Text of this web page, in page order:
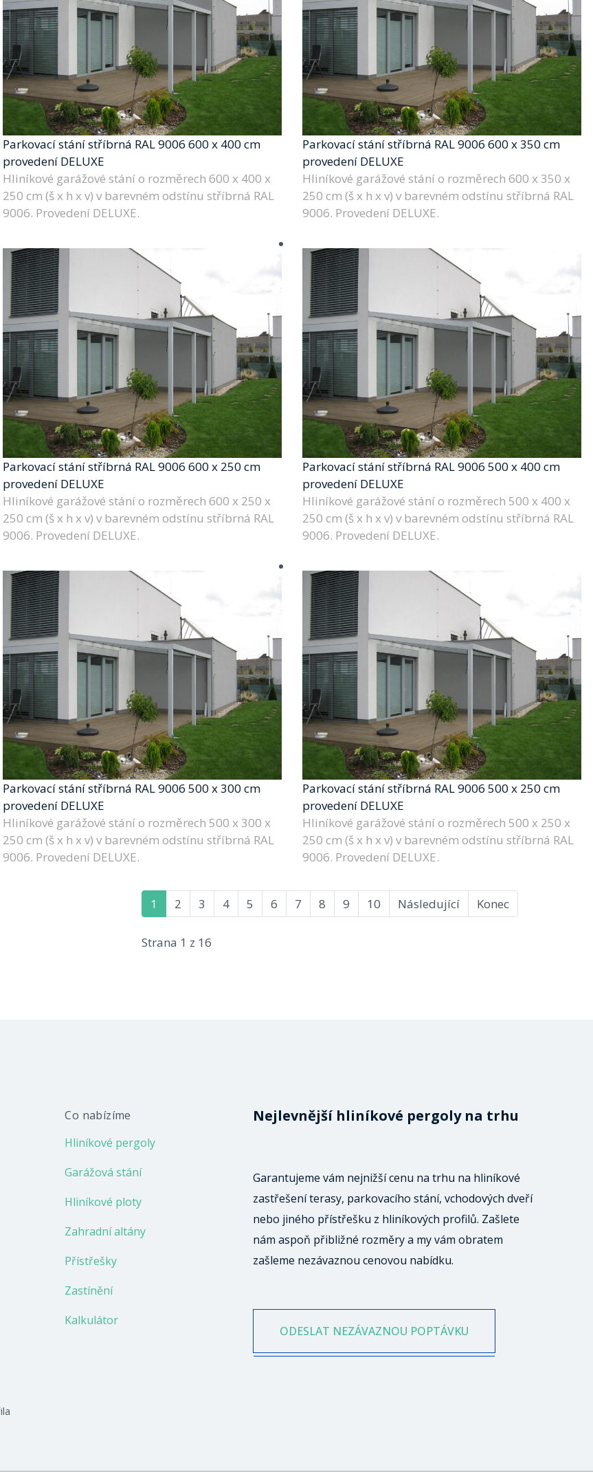
Parkovací stání stříbrná RAL 9006 600 x 400 cm
provedení DELUXE
Hliníkové garážové stání o rozměrech 600 x 400 x
250 cm (š x h x v) v barevném odstínu stříbrná RAL
9006. Provedení DELUXE.
Parkovací stání stříbrná RAL 9006 600 x 350 cm
provedení DELUXE
Hliníkové garážové stání o rozměrech 600 x 350 x
250 cm (š x h x v) v barevném odstínu stříbrná RAL
9006. Provedení DELUXE.
Parkovací stání stříbrná RAL 9006 600 x 250 cm
provedení DELUXE
Hliníkové garážové stání o rozměrech 600 x 250 x
250 cm (š x h x v) v barevném odstínu stříbrná RAL
9006. Provedení DELUXE.
Parkovací stání stříbrná RAL 9006 500 x 400 cm
provedení DELUXE
Hliníkové garážové stání o rozměrech 500 x 400 x
250 cm (š x h x v) v barevném odstínu stříbrná RAL
9006. Provedení DELUXE.
Parkovací stání stříbrná RAL 9006 500 x 300 cm
provedení DELUXE
Hliníkové garážové stání o rozměrech 500 x 300 x
250 cm (š x h x v) v barevném odstínu stříbrná RAL
9006. Provedení DELUXE.
Parkovací stání stříbrná RAL 9006 500 x 250 cm
provedení DELUXE
Hliníkové garážové stání o rozměrech 500 x 250 x
250 cm (š x h x v) v barevném odstínu stříbrná RAL
9006. Provedení DELUXE.
1 2 3 4 5 6 7 8 9 10 Následující Konec
Strana 1 z 16
Co nabízíme
Hliníkové pergoly
Garážová stání
Hliníkové ploty
Zahradní altány
Přístřešky
Zastínění
Kalkulátor
Nejlevnější hliníkové pergoly na trhu
Garantujeme vám nejnižší cenu na trhu na hliníkové
zastřešení terasy, parkovacího stání, vchodových dveří
nebo jiného přístřešku z hliníkových profilů. Zašlete
nám aspoň přibližné rozměry a my vám obratem
zašleme nezávaznou cenovou nabídku.
ODESLAT NEZÁVAZNOU POPTÁVKU